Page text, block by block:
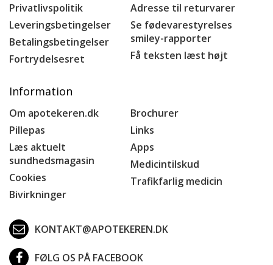
Privatlivspolitik
Leveringsbetingelser
Betalingsbetingelser
Fortrydelsesret
Adresse til returvarer
Se fødevarestyrelses
smiley-rapporter
Få teksten læst højt
Information
Om apotekeren.dk
Pillepas
Læs aktuelt
sundhedsmagasin
Cookies
Bivirkninger
Brochurer
Links
Apps
Medicintilskud
Trafikfarlig medicin
KONTAKT@APOTEKEREN.DK
FØLG OS PÅ FACEBOOK